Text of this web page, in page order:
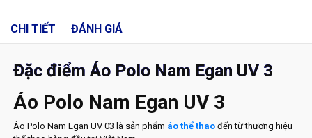
CHI TIẾT ĐÁNH GIÁ
Đặc điểm Áo Polo Nam Egan UV 3
Áo Polo Nam Egan UV 3
Áo Polo Nam Egan UV 03 là sản phẩm áo thể thaođến từ thương hiệu